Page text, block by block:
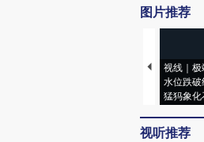
图片推荐
视线｜
水位跌
猛犸象化
视听推荐